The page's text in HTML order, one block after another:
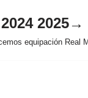
equipación